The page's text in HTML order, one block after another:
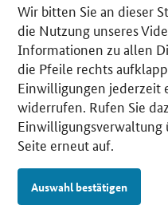
Wir bitten Sie an dieser
die Nutzung unseres
Informationen zu allen
die Pfeile rechts
Einwilligungen jederzeit
widerrufen. Rufen Sie
Einwilligungsverwaltung
Seite erneut auf.
Auswahl bestätigen